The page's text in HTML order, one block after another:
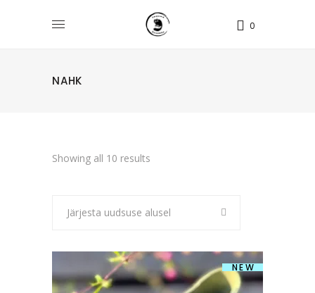
0
NAHK
Showing all 10 results
latest
Järjesta uudsuse alusel
NEW